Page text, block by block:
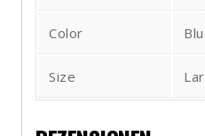
Color
Size